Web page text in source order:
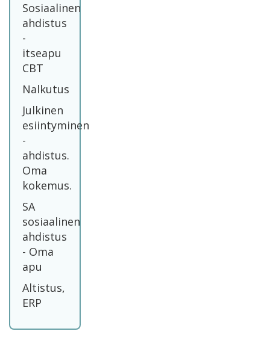
Sosiaalinen
ahdistus
-
itseapu
CBT
Nalkutus
Julkinen
esiintyminen
-
ahdistus.
Oma
kokemus.
SA
sosiaalinen
ahdistus
- Oma
apu
Altistus,
ERP